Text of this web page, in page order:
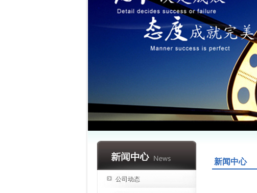
公司动态
新闻中心